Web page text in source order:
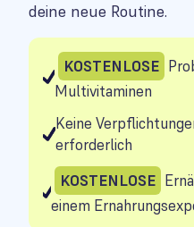
deine neue Routine.
KOSTENLOSE
Multivitaminen
Keine
erforderlich
KOSTENLOSE
einem